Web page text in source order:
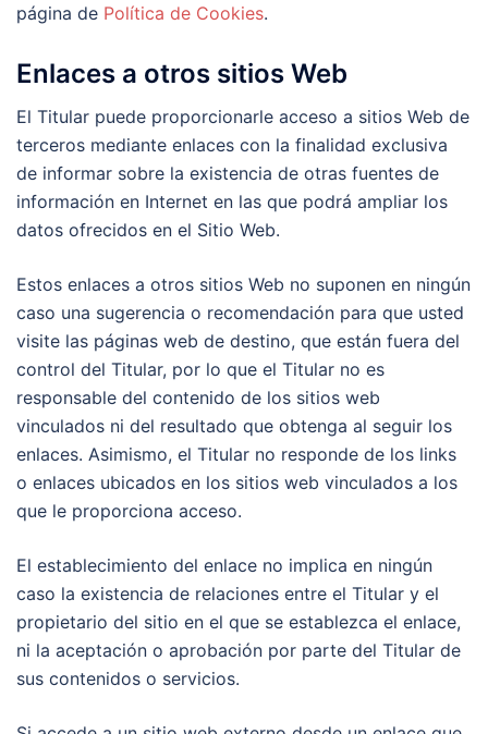
página de Política de Cookies.
Enlaces a otros sitios Web
El Titular puede proporcionarle acceso a sitios Web de
terceros mediante enlaces con la finalidad exclusiva
de informar sobre la existencia de otras fuentes de
información en Internet en las que podrá ampliar los
datos ofrecidos en el Sitio Web.
Estos enlaces a otros sitios Web no suponen en ningún
caso una sugerencia o recomendación para que usted
visite las páginas web de destino, que están fuera del
control del Titular, por lo que el Titular no es
responsable del contenido de los sitios web
vinculados ni del resultado que obtenga al seguir los
enlaces. Asimismo, el Titular no responde de los links
o enlaces ubicados en los sitios web vinculados a los
que le proporciona acceso.
El establecimiento del enlace no implica en ningún
caso la existencia de relaciones entre el Titular y el
propietario del sitio en el que se establezca el enlace,
ni la aceptación o aprobación por parte del Titular de
sus contenidos o servicios.